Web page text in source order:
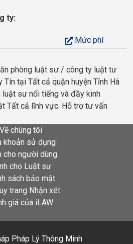
ty:
Mức phí
phòng luật sư / công ty luật tư
Tín tại Tất cả quận huyện Tỉnh Hà
luật sư nổi tiếng và đầy kinh
Tất cả lĩnh vực. Hỗ trợ tư vấn
Về chúng tôi
khoản sử dụng
cho người dùng
cho Luật sư
sách bảo mật
trang Nhận xét
giá của iLAW
Pháp Lý Thông Minh